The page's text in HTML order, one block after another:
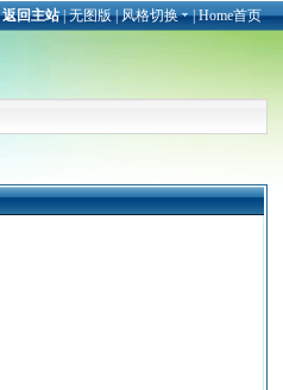
返回主站|无图版|风格切换 |Home首页